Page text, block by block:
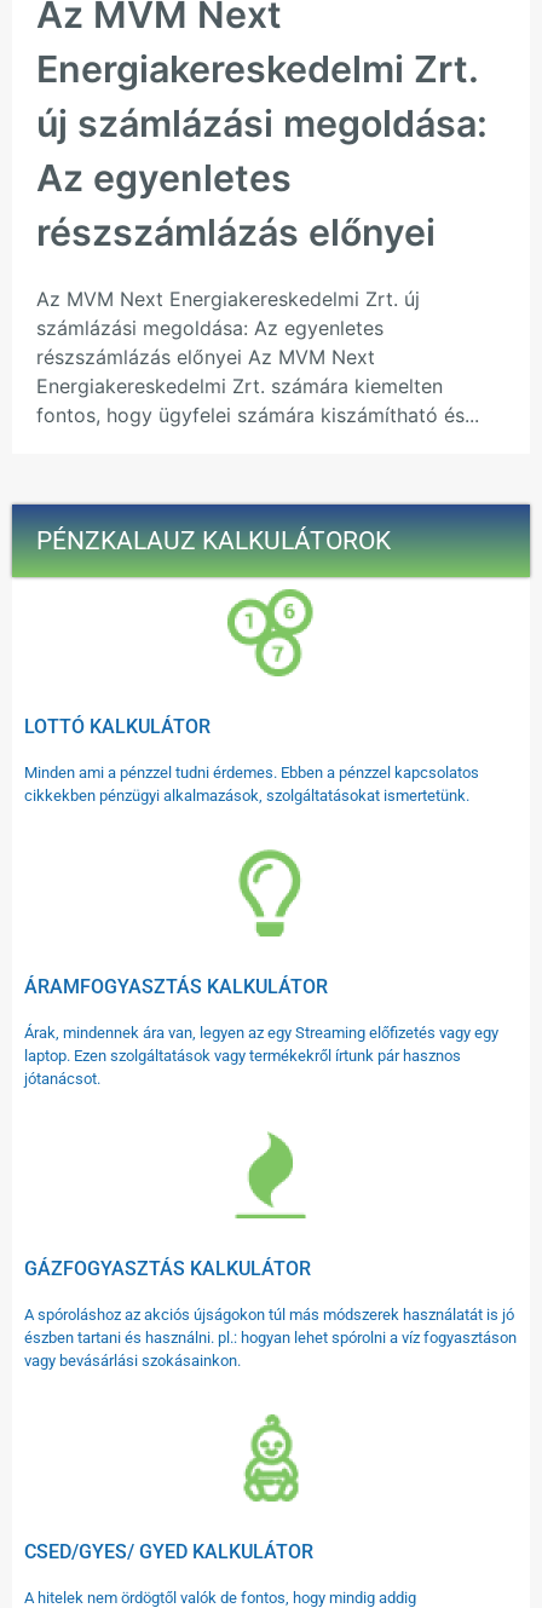
Az MVM Next
Energiakereskedelmi Zrt.
új számlázási megoldása:
Az egyenletes
részszámlázás előnyei
Az MVM Next Energiakereskedelmi Zrt. új
számlázási megoldása: Az egyenletes
részszámlázás előnyei Az MVM Next
Energiakereskedelmi Zrt. számára kiemelten
fontos, hogy ügyfelei számára kiszámítható és...
PÉNZKALAUZ KALKULÁTOROK
LOTTÓ KALKULÁTOR
Minden ami a pénzzel tudni érdemes. Ebben a pénzzel kapcsolatos
cikkekben pénzügyi alkalmazások, szolgáltatásokat ismertetünk.
ÁRAMFOGYASZTÁS KALKULÁTOR
Árak, mindennek ára van, legyen az egy Streaming előfizetés vagy egy
laptop. Ezen szolgáltatások vagy termékekről írtunk pár hasznos
jótanácsot.
GÁZFOGYASZTÁS KALKULÁTOR
A spóroláshoz az akciós újságokon túl más módszerek használatát is jó
észben tartani és használni. pl.: hogyan lehet spórolni a víz fogyasztáson
vagy bevásárlási szokásainkon.
CSED/GYES/ GYED KALKULÁTOR
A hitelek nem ördögtől valók de fontos, hogy mindig addig